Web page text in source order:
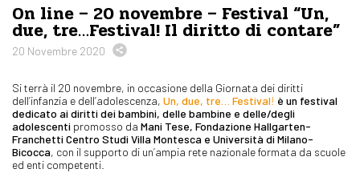
On line – 20 novembre – Festival “Un,
due, tre…Festival! Il diritto di contare”
20 Novembre 2020
Si terrà il 20 novembre, in occasione della Giornata dei diritti
dell’infanzia e dell’adolescenza, Un, due, tre… Festival! è un festival
dedicato ai diritti dei bambini, delle bambine e delle/degli
adolescenti promosso da Mani Tese, Fondazione Hallgarten-
Franchetti Centro Studi Villa Montesca e Università di Milano-
Bicocca, con il supporto di un’ampia rete nazionale formata da scuole
ed enti competenti.